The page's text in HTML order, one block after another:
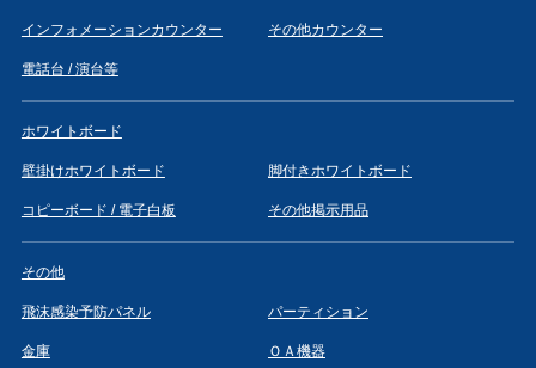
インフォメーションカウンター その他カウンター
電話台 / 演台等
ホワイトボード
壁掛けホワイトボード 脚付きホワイトボード
コピーボード / 電子白板 その他掲示用品
その他
飛沫感染予防パネル パーティション
金庫 ＯＡ機器